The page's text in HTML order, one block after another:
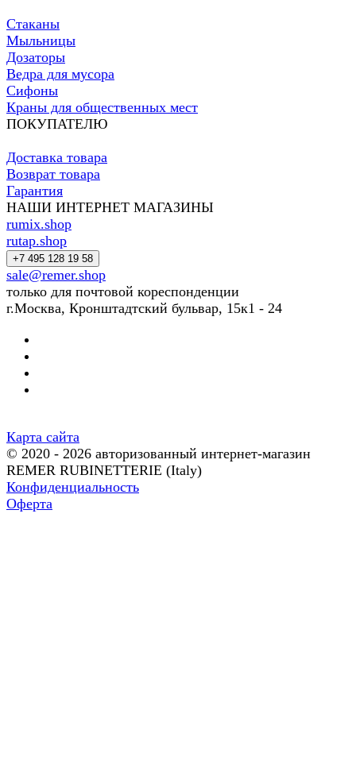
Стаканы
Мыльницы
Дозаторы
Ведра для мусора
Сифоны
Краны для общественных мест
ПОКУПАТЕЛЮ
Доставка товара
Возврат товара
Гарантия
НАШИ ИНТЕРНЕТ МАГАЗИНЫ
rumix.shop
rutap.shop
+7 495 128 19 58
sale@remer.shop
только для почтовой кореспонденции
г.Москва, Кронштадтский бульвар, 15к1 - 24
Карта сайта
© 2020 - 2026 авторизованный интернет-магазин
REMER RUBINETTERIE (Italy)
Конфиденциальность
Оферта